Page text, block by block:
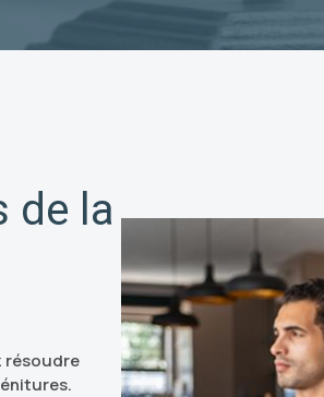
de la
résoudre